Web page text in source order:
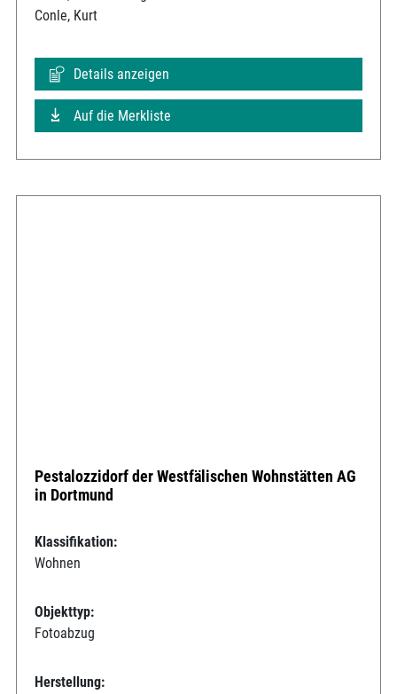
Conle, Kurt
Details anzeigen
Auf die Merkliste
Pestalozzidorf der Westfälischen Wohnstätten AG
in Dortmund
Klassifikation:
Wohnen
Objekttyp:
Fotoabzug
Herstellung: